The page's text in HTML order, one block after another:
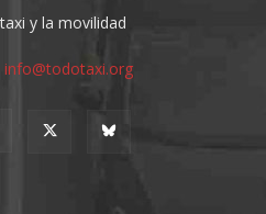
y la movilidad
info@todotaxi.org